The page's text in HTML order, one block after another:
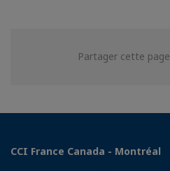
Partager cette page
CCI France Canada - Montréal